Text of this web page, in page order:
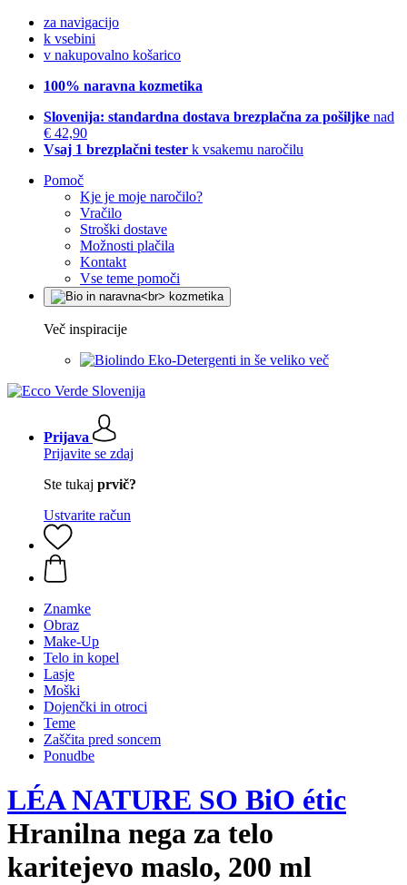
za navigacijo
k vsebini
v nakupovalno košarico
100% naravna kozmetika
Slovenija: standardna dostava brezplačna za pošiljke nad
€ 42,90
Vsaj 1 brezplačni tester k vsakemu naročilu
Pomoč
Kje je moje naročilo?
Vračilo
Stroški dostave
Možnosti plačila
Kontakt
Vse teme pomoči
Več inspiracije
Eko-Detergenti in še veliko več
Prijava
Prijavite se zdaj
Ste tukaj prvič?
Ustvarite račun
Znamke
Obraz
Make-Up
Telo in kopel
Lasje
Moški
Dojenčki in otroci
Teme
Zaščita pred soncem
Ponudbe
LÉA NATURE SO BiO étic
Hranilna nega za telo
karitejevo maslo, 200 ml